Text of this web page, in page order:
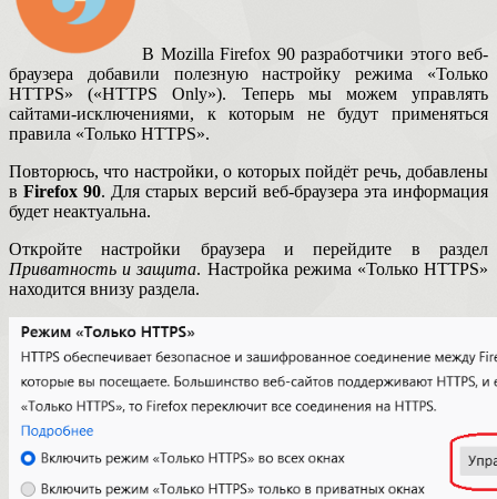
В Mozilla Firefox 90 разработчики этого веб-
браузера добавили полезную настройку режима «Только
HTTPS» («HTTPS Only»). Теперь мы можем управлять
сайтами-исключениями, к которым не будут применяться
правила «Только HTTPS».
Повторюсь, что настройки, о которых пойдёт речь, добавлены
в Firefox 90. Для старых версий веб-браузера эта информация
будет неактуальна.
Откройте настройки браузера и перейдите в раздел
Приватность и защита. Настройка режима «Только HTTPS»
находится внизу раздела.